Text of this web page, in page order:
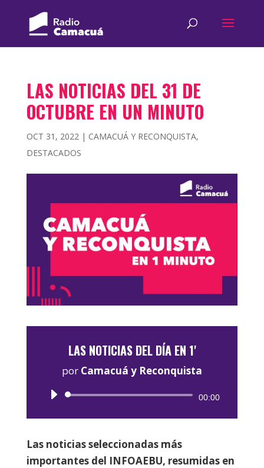
LAS NOTICIAS DEL 31 DE
OCTUBRE EN UN MINUTO
OCT 31, 2022| CAMACUÁ Y RECONQUISTA,
DESTACADOS
LAS NOTICIAS DEL DÍA EN 1'
por Camacuá y Reconquista
Reproductor
00:00
Las noticias seleccionadas más
importantes del INFOAEBU, resumidas en